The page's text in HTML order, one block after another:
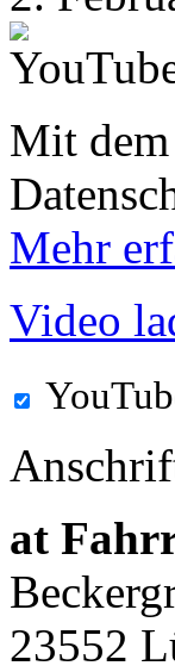
Mit dem
Mehr
Video
at
23552